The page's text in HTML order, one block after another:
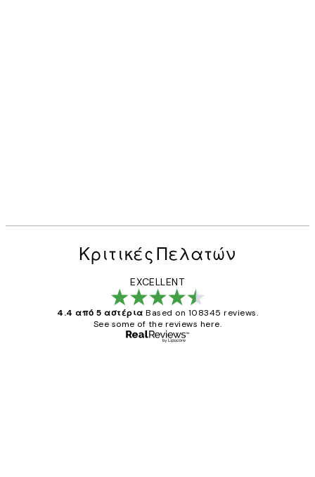
Κριτικές Πελατών
EXCELLENT
4.4 από 5 αστέρια Based on 108345 reviews.
See some of the reviews here.